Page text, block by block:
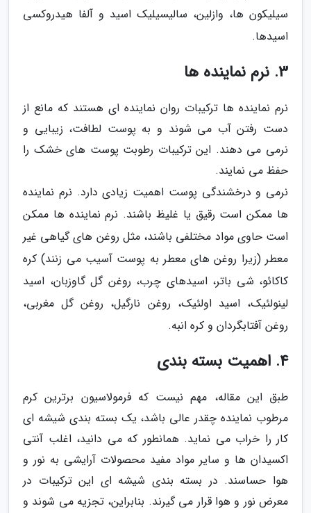
سیلیکون ها، وازلین، سالیسیلیک اسید و آلفا هیدروکسی
اسیدها.
3. نرم نماینده ها
نرم نماینده ها ترکیبات روان نماینده ای هستند که مانع از
دست رفتن آب می شوند و به پوست لطافت، زیبایی و
نرمی می دهند. این ترکیبات رطوبت پوست های خشک را
حفظ می نمایند.
نرمی و درخشندگی پوست اهمیت زیادی دارد. نرم نماینده
ها ممکن است رقیق یا غلیظ باشند. نرم نماینده ها ممکن
است حاوی مواد مختلفی باشند، مثل روغن های گیاهی غیر
معطر (زیرا روغن های معطر به پوست آسیب می زنند) کره
کاکائو، شی باتر، اسیدهای چرب، روغن گل گاوزبان، اسید
لینولئیک، اسید اولئیک، روغن نارگیل، روغن گل مغربی،
روغن آفتابگردان و کره انبه.
4. اهمیت بسته بندی
طبق این مقاله، مهم نیست که فرمولاسیون برترین کرم
مرطوب نماینده چقدر عالی باشد، یک بسته بندی شیشه ای
کار را خراب می نماید. همانطور که می دانید، اغلب آنتی
اکسیدان ها و سایر مواد مفید محصولات آرایشی به نور و
هوا حساسند. در بسته بندی شیشه ای این ترکیبات در
معرض نور و هوا قرار می گیرند. بنابراین، تجزیه می شوند و